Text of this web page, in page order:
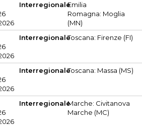
InterregionaleEmilia
Romagna: Moglia
(MN)
InterregionaleToscana: Firenze (FI)
InterregionaleToscana: Massa (MS)
InterregionaleMarche: Civitanova
Marche (MC)